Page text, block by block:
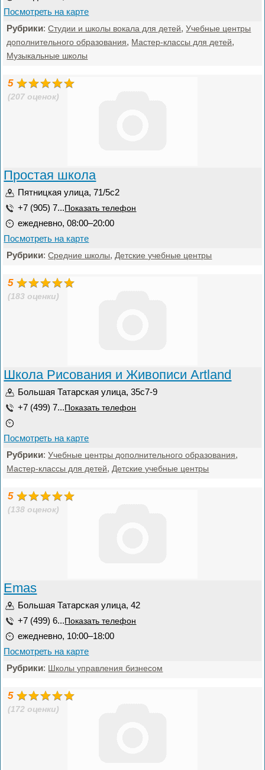
Посмотреть на карте
Рубрики:Студии и школы вокала для детей,Учебные центры
дополнительного образования, Мастер-классы для детей,
Музыкальные школы
5
(207 оценок)
Простая школа
Пятницкая улица, 71/5с2
+7 (905) 7... Показать телефон
ежедневно, 08:00–20:00
Посмотреть на карте
Рубрики:Средние школы, Детские учебные центры
5
(183 оценки)
Школа Рисования и Живописи Artland
Большая Татарская улица, 35с7-9
+7 (499) 7... Показать телефон
Посмотреть на карте
Рубрики:Учебные центры дополнительного образования,
Мастер-классы для детей, Детские учебные центры
5
(138 оценок)
Emas
Большая Татарская улица, 42
+7 (499) 6... Показать телефон
ежедневно, 10:00–18:00
Посмотреть на карте
Рубрики: Школы управления бизнесом
5
(172 оценки)